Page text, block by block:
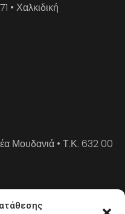
• Χαλκιδική
Μουδανιά • Τ.Κ. 632 00